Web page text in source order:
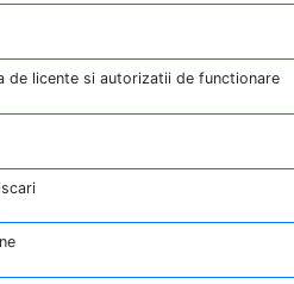
de licente si autorizatii de functionare